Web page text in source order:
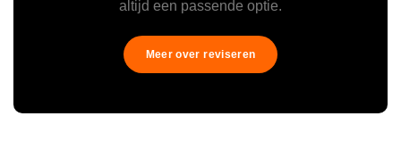
altijd een passende optie.
Meer over reviseren